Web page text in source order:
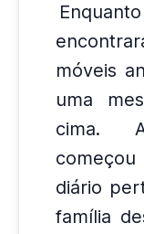
móveis
uma
cima.
começou
diário
família